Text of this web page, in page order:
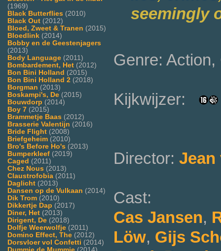
(1969)
Black Butterflies (2010)
Black Out (2012)
Bloed, Zweet & Tranen (2015)
Bloedlink (2014)
Bobby en de Geestenjagers
(2013)
Body Language (2011)
Bombardement, Het (2012)
Bon Bini Holland (2015)
Bon Bini Holland 2 (2018)
Borgman (2013)
Boskampi's, De (2015)
Bouwdorp (2014)
Boy 7 (2015)
Brammetje Baas (2012)
Brasserie Valentijn (2016)
Bride Flight (2008)
Briefgeheim (2010)
Bro's Before Ho's (2013)
Bumperkleef (2019)
Caged (2011)
Chez Nous (2013)
Claustrofobia (2011)
Daglicht (2013)
Dansen op de Vulkaan (2014)
Dik Trom (2010)
Dikkertje Dap (2017)
Diner, Het (2013)
Dirigent, De (2018)
Dolfje Weerwolfje (2011)
Domino Effect, The (2012)
Dorsvloer vol Confetti (2014)
seemingly
Genre:
Kijkwijzer:
Director: Jean
Cast:
Cas Jansen,
Löw, Gijs